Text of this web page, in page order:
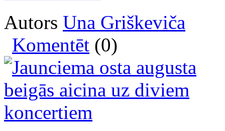
Autors Una Griškeviča
Komentēt (0)